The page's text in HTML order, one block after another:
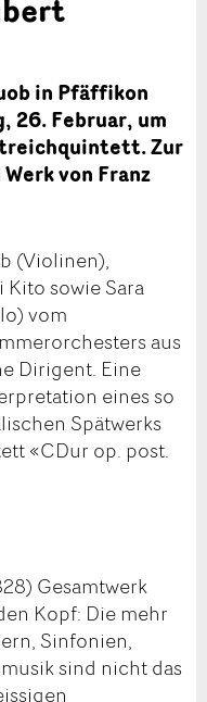
in Pfäffikon
26. Februar, um
Zur
von Franz
(Violinen),
Kito sowie Sara
vom
aus
Dirigent. Eine
eines so
Spätwerks
«CDur op. post.
Gesamtwerk
Kopf: Die mehr
Sinfonien,
sind nicht das